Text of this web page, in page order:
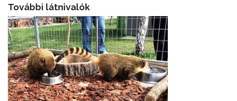
További látnivalók